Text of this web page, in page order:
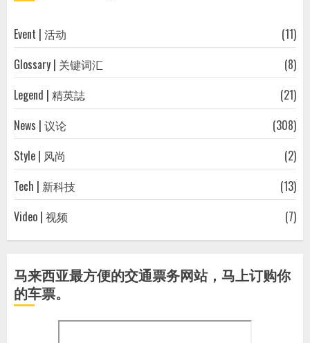
Event | 活动
(11)
Glossary | 关键词汇
(8)
Legend | 精英誌
(21)
News | 议论
(308)
Style | 风尚
(2)
Tech | 新科技
(13)
Video | 视频
(7)
马来西亚最方便的交通票务网站，马上订购你
的车票。